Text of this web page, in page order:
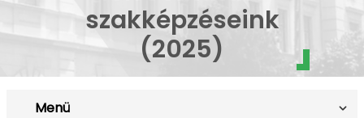
szakképzéseink
(2025)
Menü